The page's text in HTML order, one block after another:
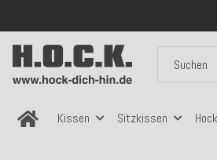
Kissen Sitzkissen